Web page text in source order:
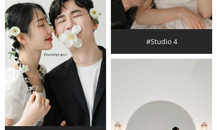
#Studio 4